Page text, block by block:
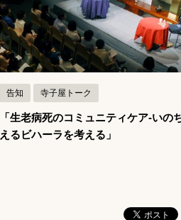
告知 寺子屋トーク
「生老病死のコミュニティケア-いの
えるビハーラを考える」
記事を読む